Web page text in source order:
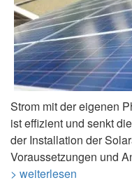
Strom mit der eigenen
ist effizient und senkt
der Installation der
Voraussetzungen und
> weiterlesen